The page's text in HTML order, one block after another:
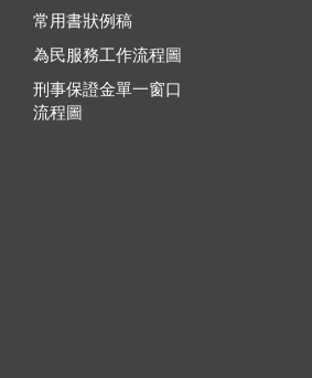
常用書狀例稿
為民服務工作流程圖
刑事保證金單一窗口
流程圖